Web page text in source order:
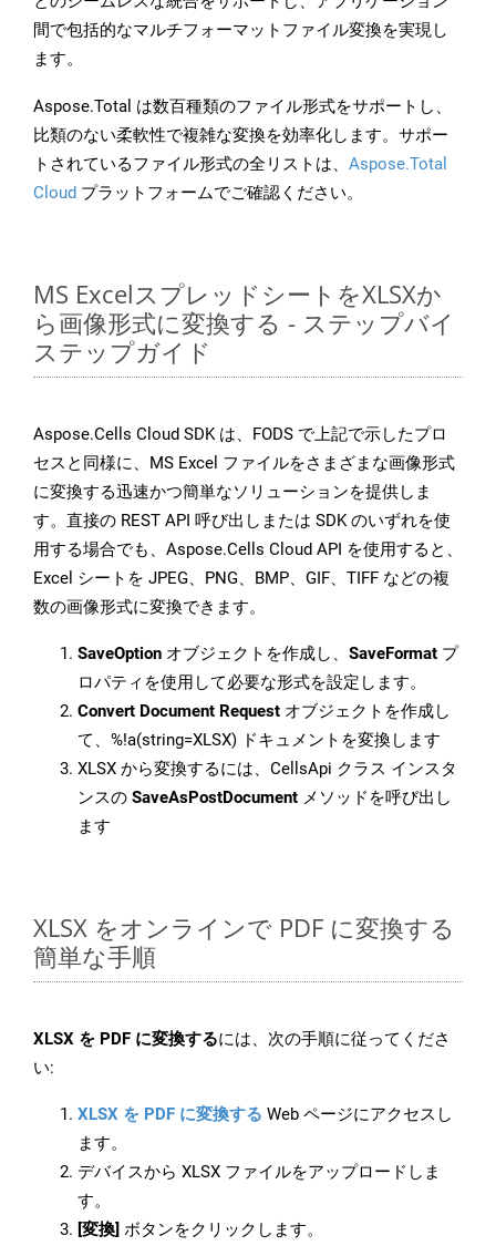
間で包括的なマルチフォーマットファイル変換を実現し
ます。
Aspose.Total は数百種類のファイル形式をサポートし、
比類のない柔軟性で複雑な変換を効率化します。サポー
トされているファイル形式の全リストは、 Aspose.Total
Cloud プラットフォームでご確認ください。
MS ExcelスプレッドシートをXLSXか
ら画像形式に変換する - ステップバイ
ステップガイド
Aspose.Cells Cloud SDK は、FODS で上記で示したプロ
セスと同様に、MS Excel ファイルをさまざまな画像形式
に変換する迅速かつ簡単なソリューションを提供しま
す。直接の REST API 呼び出しまたは SDK のいずれを使
用する場合でも、Aspose.Cells Cloud API を使用すると、
Excel シートを JPEG、PNG、BMP、GIF、TIFF などの複
数の画像形式に変換できます。
SaveOption オブジェクトを作成し、 SaveFormat プ
ロパティを使用して必要な形式を設定します。
Convert Document Request オブジェクトを作成し
て、%!a(string=XLSX) ドキュメントを変換します
XLSX から変換するには、CellsApi クラス インスタ
ンスの SaveAsPostDocument メソッドを呼び出し
ます
XLSX をオンラインで PDF に変換する
簡単な手順
XLSX を PDF に変換するには、次の手順に従ってくださ
い:
XLSX を PDF に変換する Web ページにアクセスし
ます。
デバイスから XLSX ファイルをアップロードしま
す。
[変換] ボタンをクリックします。